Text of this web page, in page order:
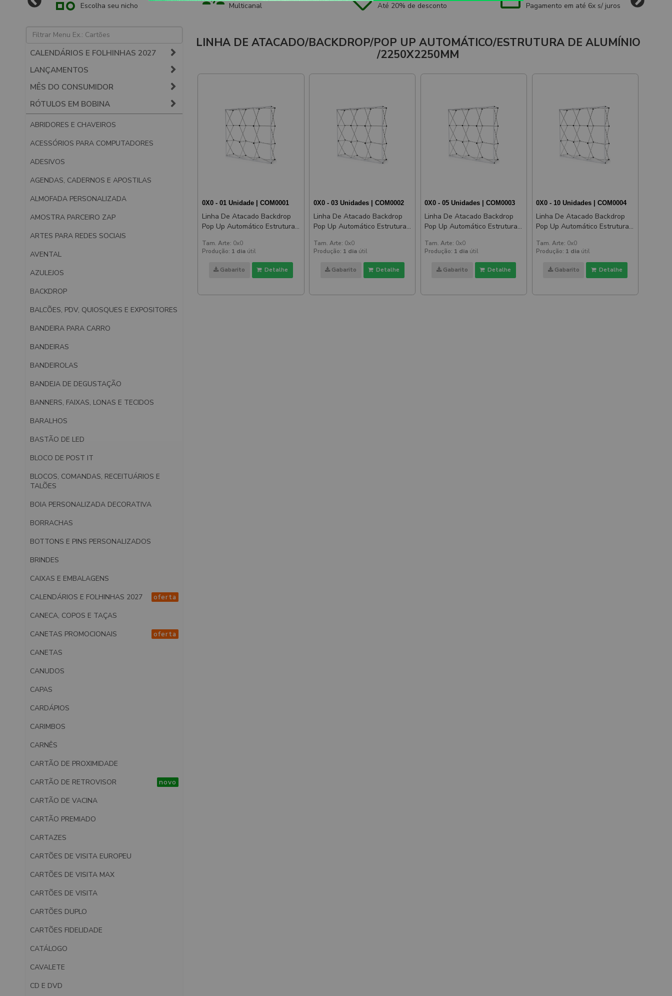
Escolha seu nicho Multicanal Até 20% de desconto Pagamento em até 6x s/ juros
CALENDÁRIOS E FOLHINHAS 2027
LANÇAMENTOS
MÊS DO CONSUMIDOR
RÓTULOS EM BOBINA
ABRIDORES E CHAVEIROS
ACESSÓRIOS PARA COMPUTADORES
ADESIVOS
AGENDAS, CADERNOS E APOSTILAS
ALMOFADA PERSONALIZADA
AMOSTRA PARCEIRO ZAP
ARTES PARA REDES SOCIAIS
AVENTAL
AZULEJOS
BACKDROP
BALCÕES, PDV, QUIOSQUES E EXPOSITORES
BANDEIRA PARA CARRO
BANDEIRAS
BANDEIROLAS
BANDEJA DE DEGUSTAÇÃO
BANNERS, FAIXAS, LONAS E TECIDOS
BARALHOS
BASTÃO DE LED
BLOCO DE POST IT
BLOCOS, COMANDAS, RECEITUÁRIOS E
TALÕES
BOIA PERSONALIZADA DECORATIVA
BORRACHAS
BOTTONS E PINS PERSONALIZADOS
BRINDES
CAIXAS E EMBALAGENS
CALENDÁRIOS E FOLHINHAS 2027
oferta
CANECA, COPOS E TAÇAS
CANETAS PROMOCIONAIS
oferta
CANETAS
CANUDOS
CAPAS
CARDÁPIOS
CARIMBOS
CARNÊS
CARTÃO DE PROXIMIDADE
CARTÃO DE RETROVISOR
novo
CARTÃO DE VACINA
CARTÃO PREMIADO
CARTAZES
CARTÕES DE VISITA EUROPEU
CARTÕES DE VISITA MAX
CARTÕES DE VISITA
CARTÕES DUPLO
CARTÕES FIDELIDADE
CATÁLOGO
CAVALETE
CD E DVD
LINHA DE ATACADO/BACKDROP/POP UP AUTOMÁTICO/ESTRUTURA DE ALUMÍNIO
/2250X2250MM
0X0 - 01 Unidade | COM0001
Linha De Atacado Backdrop
Pop Up Automático Estrutura
Tam. Arte: 0x0
Produção: 1 dia útil
Gabarito Detalhe
0X0 - 03 Unidades | COM0002
Linha De Atacado Backdrop
Pop Up Automático Estrutura
Tam. Arte: 0x0
Produção: 1 dia útil
Gabarito Detalhe
0X0 - 05 Unidades | COM0003
Linha De Atacado Backdrop
Pop Up Automático Estrutura
Tam. Arte: 0x0
Produção: 1 dia útil
Gabarito Detalhe
0X0 - 10 Unidades | COM0004
Linha De Atacado Backdrop
Pop Up Automático Estrutura
Tam. Arte: 0x0
Produção: 1 dia útil
Gabarito Detalhe